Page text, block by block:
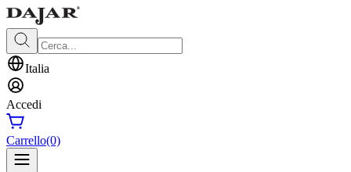
Italia
Accedi
Carrello(0)